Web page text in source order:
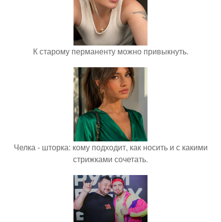
К старому перманенту можно привыкнуть.
Челка - шторка: кому подходит, как носить и с какими
стрижками сочетать.